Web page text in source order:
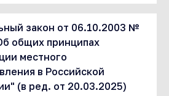
закон от 06.10.2003 №
общих принципах
местного
в Российской
(в ред. от 20.03.2025)